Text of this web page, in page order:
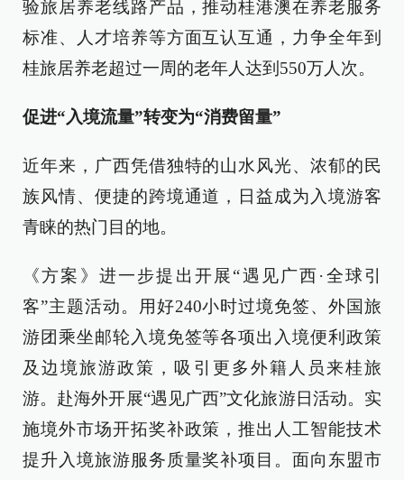
验旅居养老线路产品，推动桂港澳在养老服务
标准、人才培养等方面互认互通，力争全年到
桂旅居养老超过一周的老年人达到550万人次。
促进“入境流量”转变为“消费留量”
近年来，广西凭借独特的山水风光、浓郁的民
族风情、便捷的跨境通道，日益成为入境游客
青睐的热门目的地。
《方案》进一步提出开展“遇见广西·全球引
客”主题活动。用好240小时过境免签、外国旅
游团乘坐邮轮入境免签等各项出入境便利政策
及边境旅游政策，吸引更多外籍人员来桂旅
游。赴海外开展“遇见广西”文化旅游日活动。实
施境外市场开拓奖补政策，推出人工智能技术
提升入境旅游服务质量奖补项目。面向东盟市